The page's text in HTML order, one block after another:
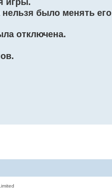
было менять его
отключена.